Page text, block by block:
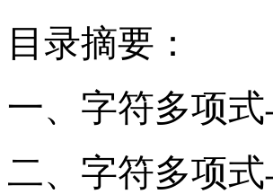
目录摘要：
一、字符多项
二、字符多项